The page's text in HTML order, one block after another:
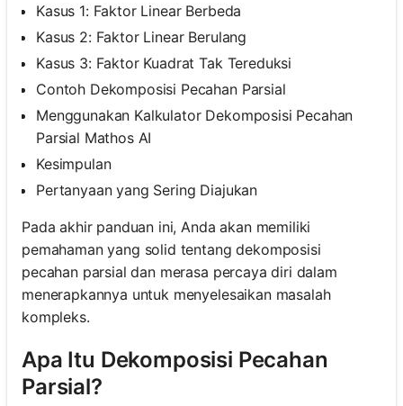
Kasus 1: Faktor Linear Berbeda
Kasus 2: Faktor Linear Berulang
Kasus 3: Faktor Kuadrat Tak Tereduksi
Contoh Dekomposisi Pecahan Parsial
Menggunakan Kalkulator Dekomposisi Pecahan
Parsial Mathos AI
Kesimpulan
Pertanyaan yang Sering Diajukan
Pada akhir panduan ini, Anda akan memiliki
pemahaman yang solid tentang dekomposisi
pecahan parsial dan merasa percaya diri dalam
menerapkannya untuk menyelesaikan masalah
kompleks.
Apa Itu Dekomposisi Pecahan
Parsial?